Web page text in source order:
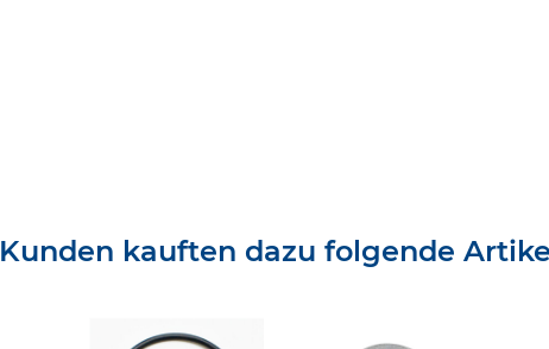
Kunden kauften dazu folgende